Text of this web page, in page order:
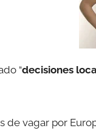
“decisiones
de vagar por